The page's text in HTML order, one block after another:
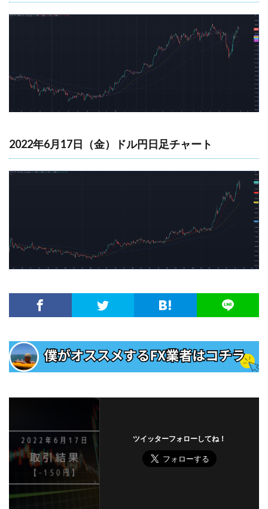
2022年6月17日（金）ドル円日足チャート
ツイッターフォローしてね！